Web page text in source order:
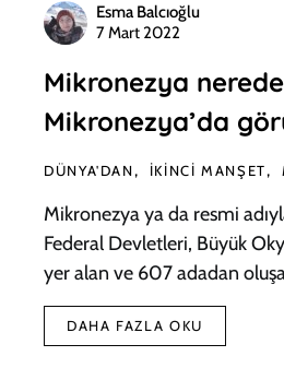
Esma Balcıoğlu
7 Mart 2022
Mikronezya
Mikronezya’da
DÜNYA'DAN İKINCI MANŞET
Mikronezya ya da resmi
Federal Devletleri, Büyük
yer alan ve 607 adadan
DAHA FAZLA OKU